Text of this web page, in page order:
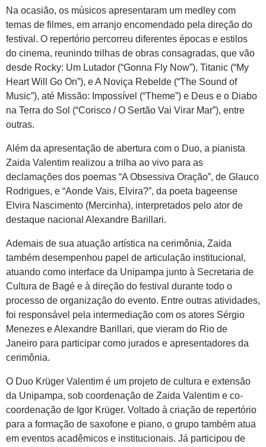
Na ocasião, os músicos apresentaram um medley com
temas de filmes, em arranjo encomendado pela direção do
festival. O repertório percorreu diferentes épocas e estilos
do cinema, reunindo trilhas de obras consagradas, que vão
desde Rocky: Um Lutador (“Gonna Fly Now”), Titanic (“My
Heart Will Go On”), e A Noviça Rebelde (“The Sound of
Music”), até Missão: Impossível (“Theme”) e Deus e o Diabo
na Terra do Sol (“Corisco / O Sertão Vai Virar Mar”), entre
outras.
Além da apresentação de abertura com o Duo, a pianista
Zaida Valentim realizou a trilha ao vivo para as
declamações dos poemas “A Obsessiva Oração”, de Glauco
Rodrigues, e “Aonde Vais, Elvira?”, da poeta bageense
Elvira Nascimento (Mercinha), interpretados pelo ator de
destaque nacional Alexandre Barillari.
Ademais de sua atuação artística na cerimônia, Zaida
também desempenhou papel de articulação institucional,
atuando como interface da Unipampa junto à Secretaria de
Cultura de Bagé e à direção do festival durante todo o
processo de organização do evento. Entre outras atividades,
foi responsável pela intermediação com os atores Sérgio
Menezes e Alexandre Barillari, que vieram do Rio de
Janeiro para participar como jurados e apresentadores da
cerimônia.
O Duo Krüger Valentim é um projeto de cultura e extensão
da Unipampa, sob coordenação de Zaida Valentim e co-
coordenação de Igor Krüger. Voltado à criação de repertório
para a formação de saxofone e piano, o grupo também atua
em eventos acadêmicos e institucionais. Já participou de